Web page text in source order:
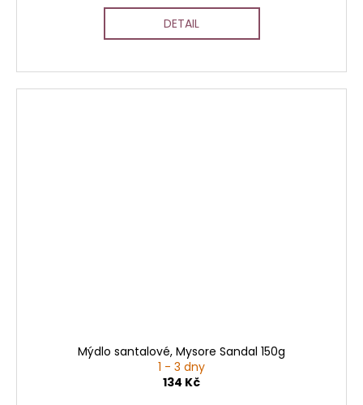
DETAIL
Mýdlo santalové, Mysore Sandal 150g
1 - 3 dny
134 Kč